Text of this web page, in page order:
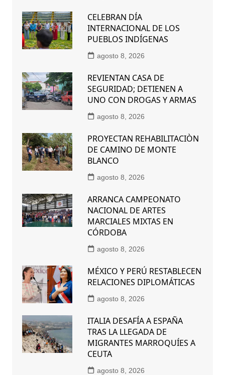
CELEBRAN DÍA
INTERNACIONAL DE LOS
PUEBLOS INDÍGENAS
agosto 8, 2026
REVIENTAN CASA DE
SEGURIDAD; DETIENEN A
UNO CON DROGAS Y ARMAS
agosto 8, 2026
PROYECTAN REHABILITACIÒN
DE CAMINO DE MONTE
BLANCO
agosto 8, 2026
ARRANCA CAMPEONATO
NACIONAL DE ARTES
MARCIALES MIXTAS EN
CÓRDOBA
agosto 8, 2026
MÉXICO Y PERÚ RESTABLECEN
RELACIONES DIPLOMÁTICAS
agosto 8, 2026
ITALIA DESAFÍA A ESPAÑA
TRAS LA LLEGADA DE
MIGRANTES MARROQUÍES A
CEUTA
agosto 8, 2026